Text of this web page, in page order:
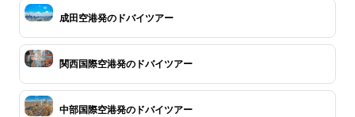
成田空港発のドバイツアー
関西国際空港発のドバイツアー
中部国際空港発のドバイツアー